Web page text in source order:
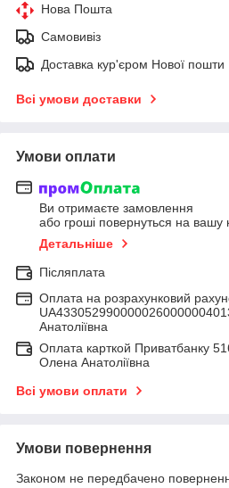
Нова Пошта
Самовивіз
Доставка кур'єром Нової пошти
Всі умови доставки
Умови оплати
Ви отримаєте замовлення
або гроші повернуться на вашу
Детальніше
Післяплата
Оплата на розрахунковий
Анатоліївна
Оплата карткой Приватбанку
Олена Анатоліївна
Всі умови оплати
Умови повернення
Законом не передбачено